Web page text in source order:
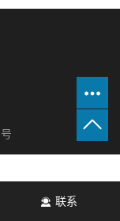
联系